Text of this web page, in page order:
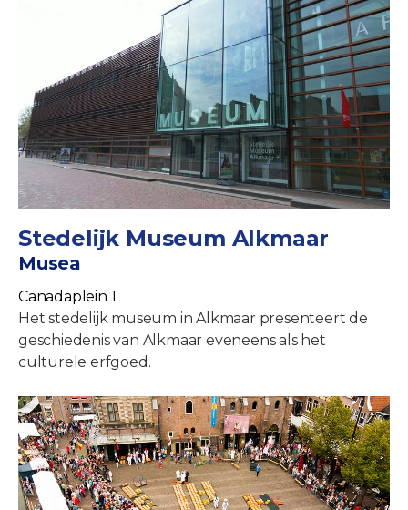
Stedelijk Museum Alkmaar
Musea
Canadaplein 1
Het stedelijk museum in Alkmaar presenteert de
geschiedenis van Alkmaar eveneens als het
culturele erfgoed.